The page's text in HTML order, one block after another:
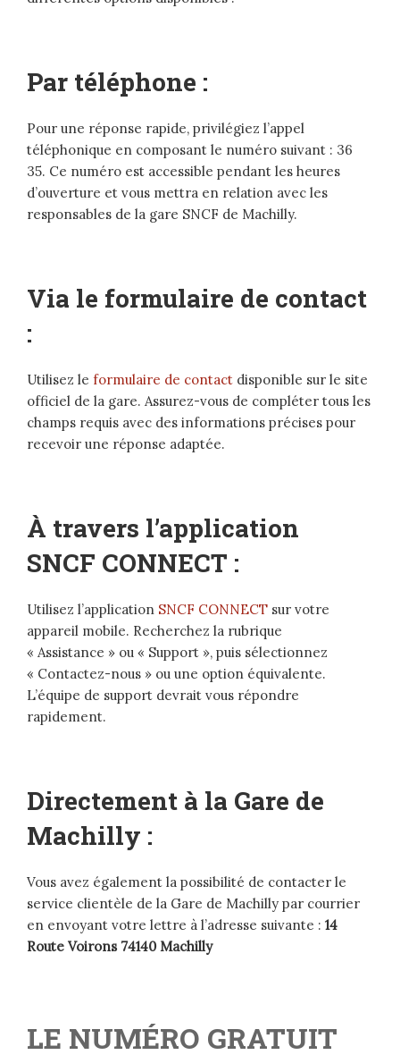
Par téléphone :
Pour une réponse rapide, privilégiez l’appel
téléphonique en composant le numéro suivant : 36
35. Ce numéro est accessible pendant les heures
d’ouverture et vous mettra en relation avec les
responsables de la gare SNCF de Machilly.
Via le formulaire de contact
:
Utilisez le formulaire de contact disponible sur le site
officiel de la gare. Assurez-vous de compléter tous les
champs requis avec des informations précises pour
recevoir une réponse adaptée.
À travers l’application
SNCF CONNECT :
Utilisez l’application SNCF CONNECT sur votre
appareil mobile. Recherchez la rubrique
« Assistance » ou « Support », puis sélectionnez
« Contactez-nous » ou une option équivalente.
L’équipe de support devrait vous répondre
rapidement.
Directement à la Gare de
Machilly :
Vous avez également la possibilité de contacter le
service clientèle de la Gare de Machilly par courrier
en envoyant votre lettre à l’adresse suivante : 14
Route Voirons 74140 Machilly
LE NUMÉRO GRATUIT